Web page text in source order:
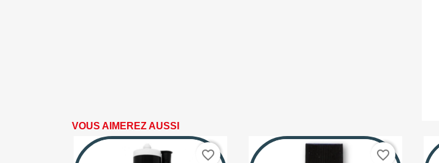
VOUS AIMEREZ AUSSI
favorite_border favorite_border